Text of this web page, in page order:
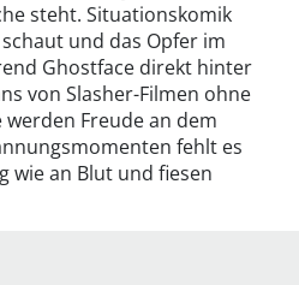
steht. Situationskomik
und das Opfer im
Ghostface direkt hinter
von Slasher-Filmen ohne
Freude an dem
fehlt es
wie an Blut und fiesen